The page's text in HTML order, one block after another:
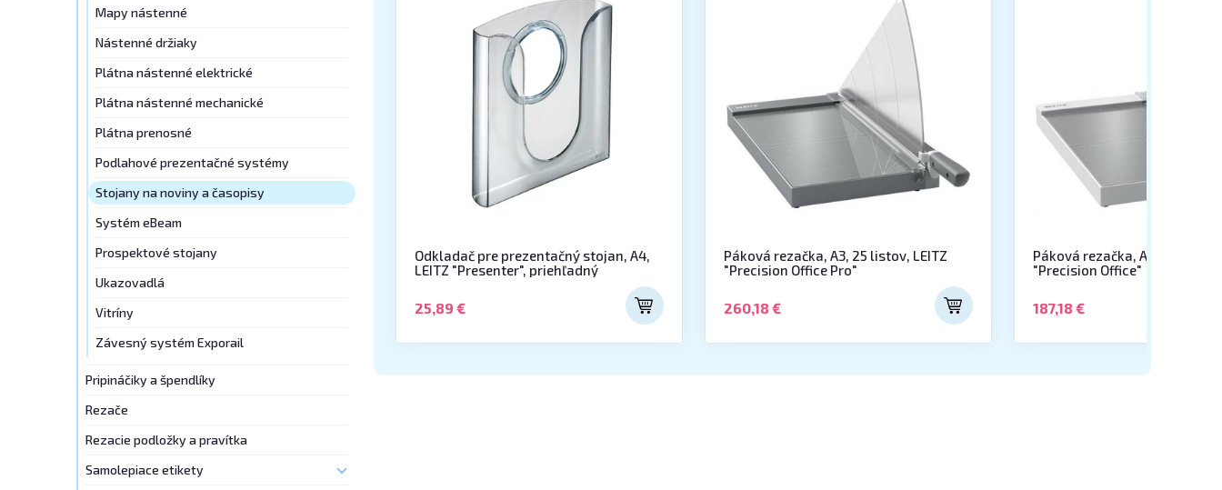
Mapy nástenné
Nástenné držiaky
Plátna nástenné elektrické
Plátna nástenné mechanické
Plátna prenosné
Podlahové prezentačné systémy
Stojany na noviny a časopisy
Systém eBeam
Prospektové stojany
Ukazovadlá
Vitríny
Závesný systém Exporail
Pripináčiky a špendlíky
Rezače
Rezacie podložky a pravítka
Samolepiace etikety
Odkladač pre prezentačný stojan, A4,
LEITZ "Presenter", priehľadný
25,89 €
Páková rezačka, A3, 25 listov, LEITZ
"Precision Office Pro"
260,18 €
Páková rezačka, A3, 15 listov,
"Precision Office"
187,18 €